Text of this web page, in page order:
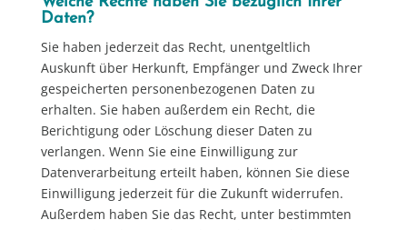
Daten?
Sie haben jederzeit das Recht, unentgeltlich
Auskunft über Herkunft, Empfänger und Zweck Ihrer
gespeicherten personenbezogenen Daten zu
erhalten. Sie haben außerdem ein Recht, die
Berichtigung oder Löschung dieser Daten zu
verlangen. Wenn Sie eine Einwilligung zur
Datenverarbeitung erteilt haben, können Sie diese
Einwilligung jederzeit für die Zukunft widerrufen.
Außerdem haben Sie das Recht, unter bestimmten